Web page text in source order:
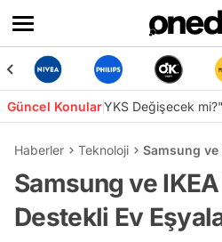
Güncel KonularYKS Değişecek mi?
Haberler Teknoloji Samsung ve
Samsung ve
Destekli Ev